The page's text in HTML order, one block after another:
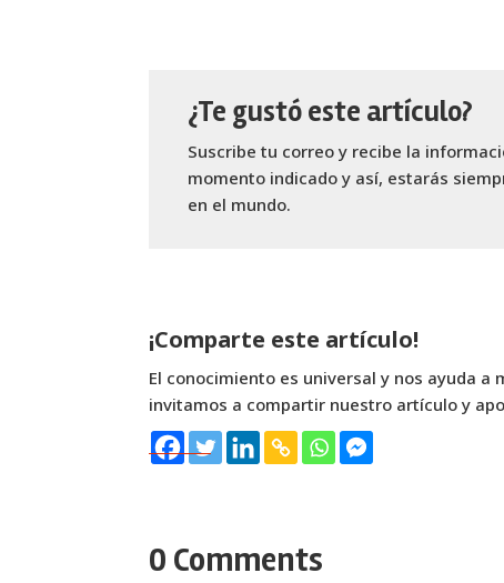
¿Te gustó este artículo?
Suscribe tu correo y recibe la
momento indicado y así, estarás
en el mundo.
¡Comparte este artículo!
El conocimiento es universal y nos ayuda a
invitamos a compartir nuestro artículo y
0 Comments